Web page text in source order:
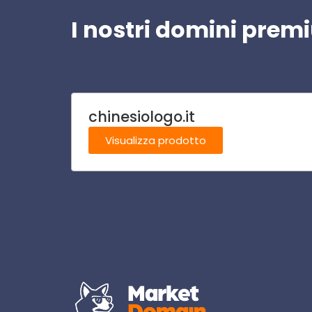
I nostri domini
chinesiologo.it
Visualizza prodotto